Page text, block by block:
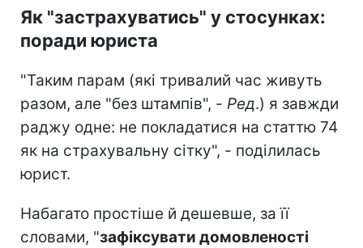
Як "застрахуватись" у стосунках:
поради юриста
"Таким парам (які тривалий час живуть
разом, але "без штампів", - Ред.) я завжди
раджу одне: не покладатися на статтю 74
як на страхувальну сітку", - поділилась
юрист.
Набагато простіше й дешевше, за її
словами, "зафіксувати домовленості